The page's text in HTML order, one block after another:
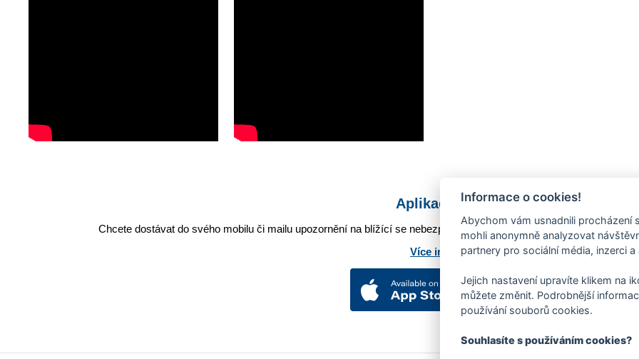
Aplikace Mobilní rozhlas
Chcete dostávat do svého mobilu či mailu upozornění na blížící se nebezpečí, odstávky, poruchy a výpadky
Více informací o aplikaci
Informace o cookies!
Abychom vám usnadnili procházení
mohli anonymně analyzovat
partnery pro sociální média, inzerci a
Jejich nastavení upravíte klikem na
můžete změnit. Podrobnější
používání souborů cookies.
Souhlasíte s používáním cookies?